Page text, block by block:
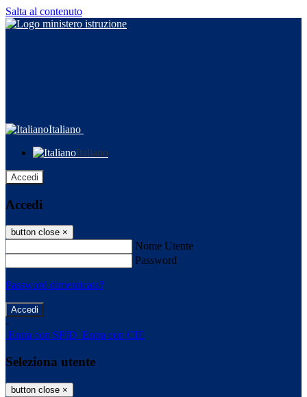
Salta al contenuto
Italiano
Italiano
Accedi
Accedi
button close ×
Nome Utente
Password
Password dimenticata?
-
Entra con SPID Entra con CIE
Seleziona utente
button close ×